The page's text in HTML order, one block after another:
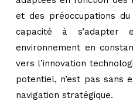
et des préoccupations
capacité à
environnement en
vers l’innovation
potentiel, n’est pas sans
navigation stratégique.